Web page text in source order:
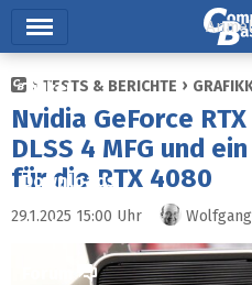
Ticker
Tests
Downloads
Preisvergleich
TESTS & BERICHTE
Nvidia GeForce
DLSS 4 MFG und
für die RTX 4080
29.1.2025 15:00 Uhr Wolfgang